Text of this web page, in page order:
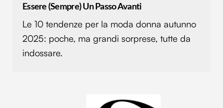
Essere (sempre) Un Passo Avanti
Le 10 tendenze per la moda donna autunno
2025: poche, ma grandi sorprese, tutte da
indossare.